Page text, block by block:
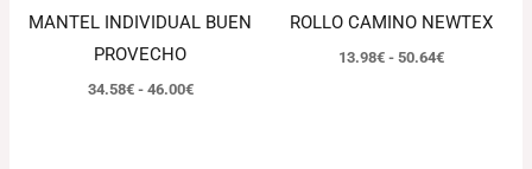
MANTEL INDIVIDUAL BUEN
PROVECHO
34.58€ - 46.00€
ROLLO CAMINO NEWTEX
13.98€ - 50.64€